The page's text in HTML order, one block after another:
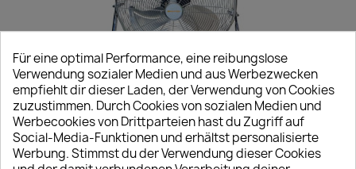
50-Cm-Bodenventilator MJ3
50,00 €
Für eine optimal Performance, eine reibungslose
Verwendung sozialer Medien und aus Werbezwecken
empfiehlt dir dieser Laden, der Verwendung von Cookies
zuzustimmen. Durch Cookies von sozialen Medien und
Werbecookies von Drittparteien hast du Zugriff auf
Social-Media-Funktionen und erhältst personalisierte
Werbung. Stimmst du der Verwendung dieser Cookies